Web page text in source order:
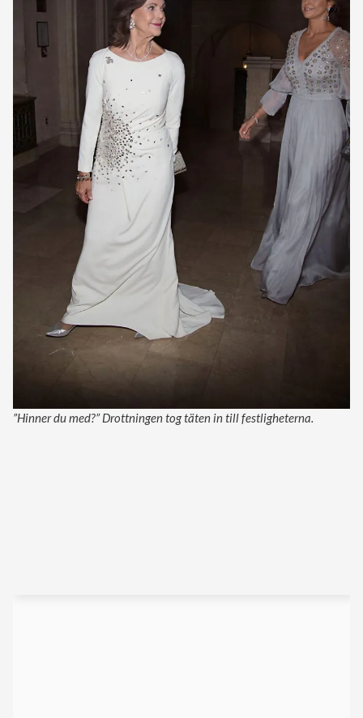
”Hinner du med?” Drottningen tog täten in till festligheterna.